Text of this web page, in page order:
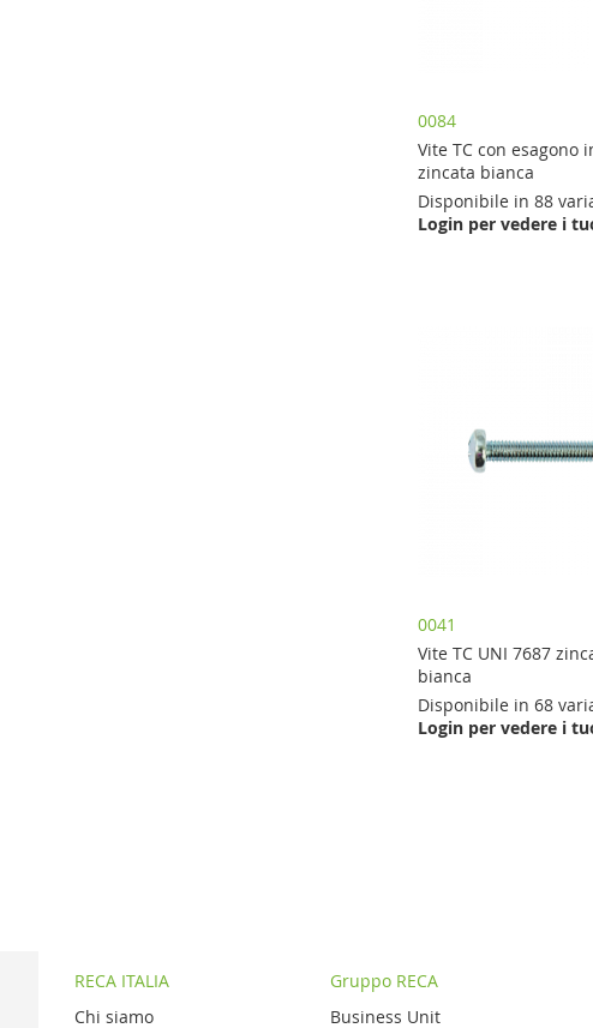
0084
Vite TC con esagono
zincata bianca
Disponibile in 88
Login per vedere i
0041
Vite TC UNI 7687
bianca
Disponibile in 68
Login per vedere i
RECA ITALIA
Chi siamo
Gruppo RECA
Business Unit